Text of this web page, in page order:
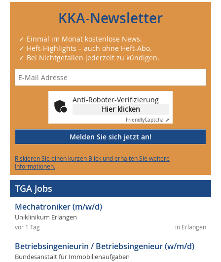
KKA-Newsletter
✓ Einmal im Monat kostenlose News.
✓ Heft-Highlights – auch ohne Heft-Abo.
✓ Bei Nichtgefallen jederzeit zu kündigen.
Anti-Roboter-Verifizierung
Hier klicken
FriendlyCaptcha ⇗
Melden Sie sich jetzt an!
Riskieren Sie einen kurzen Blick und erhalten Sie weitere
Informationen.
TGA Jobs
Mechatroniker (m/w/d)
Uniklinikum Erlangen
in Erlangen
vor 1 Tag
Betriebsingenieurin / Betriebsingenieur (w/m/d)
Bundesanstalt für Immobilienaufgaben